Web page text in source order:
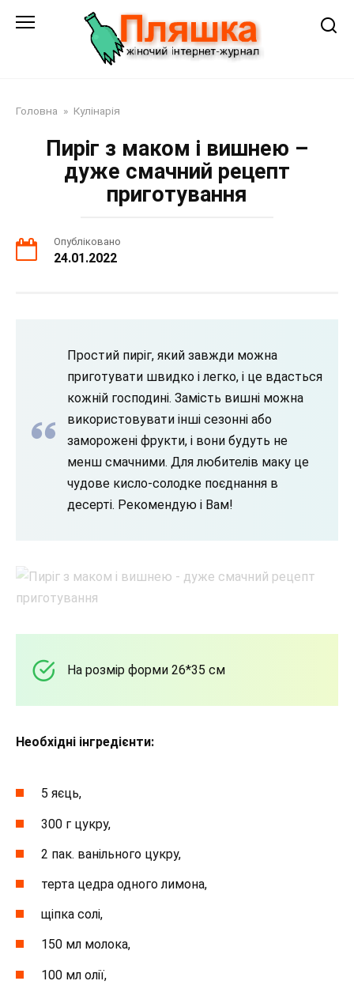
Головна » Кулінарія
Пиріг з маком і вишнею –
дуже смачний рецепт
приготування
Опубліковано
24.01.2022
Простий пиріг, який завжди можна
приготувати швидко і легко, і це вдасться
кожній господині. Замість вишні можна
використовувати інші сезонні або
заморожені фрукти, і вони будуть не
менш смачними. Для любителів маку це
чудове кисло-солодке поєднання в
десерті. Рекомендую і Вам!
На розмір форми 26*35 см
Необхідні інгредієнти:
5 яєць,
300 г цукру,
2 пак. ванільного цукру,
терта цедра одного лимона,
щіпка солі,
150 мл молока,
100 мл олії,